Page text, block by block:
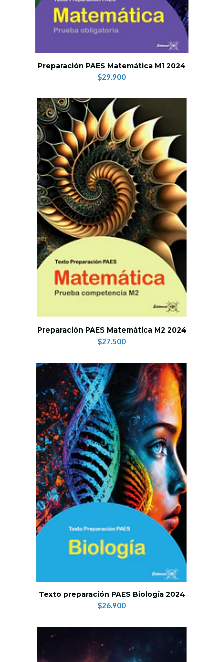
Preparación PAES Matemática M1 2024
$29.900
Preparación PAES Matemática M2 2024
$27.500
Texto preparación PAES Biología 2024
$26.900